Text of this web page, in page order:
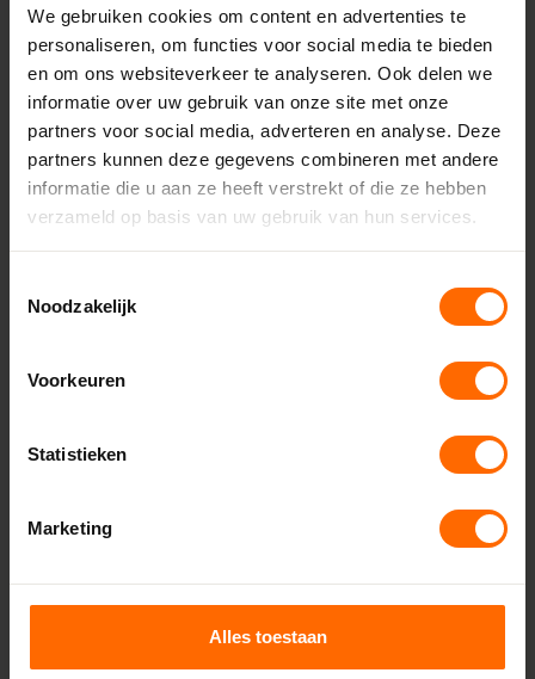
We gebruiken cookies om content en advertenties te
personaliseren, om functies voor social media te bieden
en om ons websiteverkeer te analyseren. Ook delen we
informatie over uw gebruik van onze site met onze
partners voor social media, adverteren en analyse. Deze
partners kunnen deze gegevens combineren met andere
informatie die u aan ze heeft verstrekt of die ze hebben
verzameld op basis van uw gebruik van hun services.
Noodzakelijk
Voorkeuren
Statistieken
Marketing
Alles toestaan
Minimale breedte
872 mm
Maximale breedte
3900 mm
1200 mm
18 mm
Tot 52 mm
3 dichtingen
Isolatiewaarde